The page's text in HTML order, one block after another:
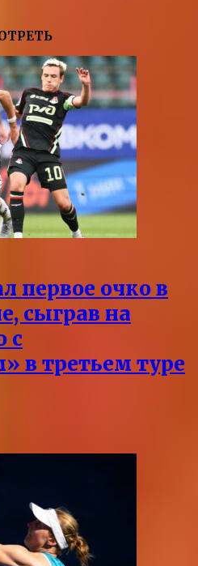
первое очко в
сыграв на
с
в третьем туре